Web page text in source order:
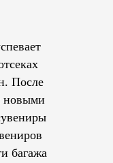
После
новыми
багажа